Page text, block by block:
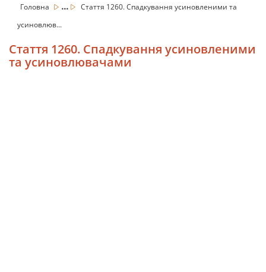
Головна ...
Стаття 1260. Спадкування усиновленими та
усиновлюв...
Стаття 1260. Спадкування усиновленими
та усиновлювачами